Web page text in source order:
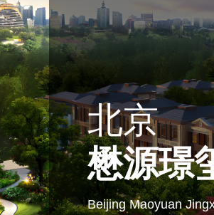
北京
懋源璟
Beijing Maoyuan